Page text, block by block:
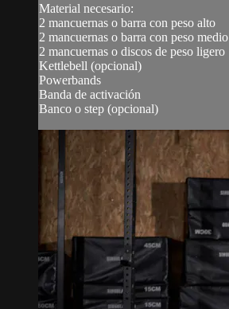
Material necesario:
2 mancuernas o barra con peso alto
2 mancuernas o barra con peso medio
2 mancuernas o discos de peso ligero
Kettlebell (opcional)
Powerbands
Banda de activación
Banco o step (opcional)